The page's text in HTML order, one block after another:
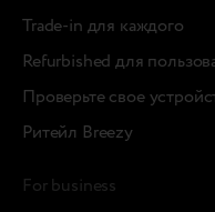
Trade-in для каждого
Refurbished для
Проверьте свое
Ритейл Breezy
For business